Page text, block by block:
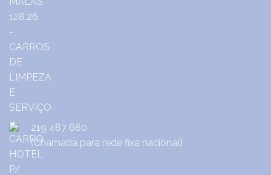
219 487 680
(Chamada para rede fixa nacional)